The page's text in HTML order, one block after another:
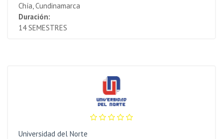
Chía, Cundinamarca
Duración:
14 SEMESTRES
Universidad del Norte